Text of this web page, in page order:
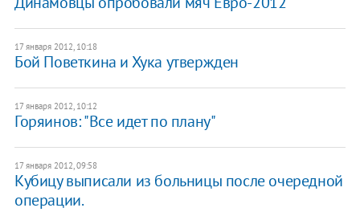
17 января 2012, 10:18
Бой Поветкина и Хука утвержден
17 января 2012, 10:12
Горяинов: "Все идет по плану"
17 января 2012, 09:58
Кубицу выписали из больницы после очередной
операции.